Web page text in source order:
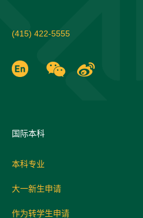
(415) 422-5555
国际本科
本科专业
大一新生申请
作为转学生申请